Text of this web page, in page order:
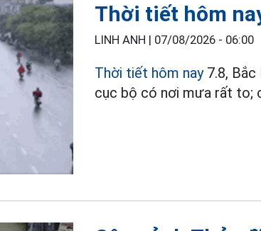
Thời tiết hôm
LINH ANH | 07/08/2026 - 06:00
Thời tiết hôm nay7.8, Bắc
cục bộ có nơi mưa rất to;